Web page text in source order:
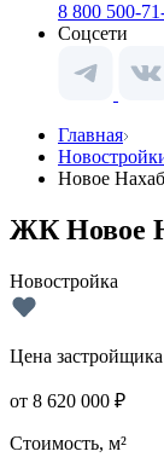
8 800 500-
Соцсети
Главная
Новое
ЖК Новое
Новостройка
Цена застройщика
от 8 620 000 ₽
Стоимость, м²